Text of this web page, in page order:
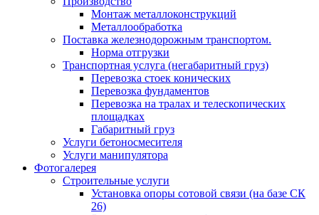
Монтаж металлоконструкций
Металлообработка
Поставка железнодорожным транспортом.
Норма отгрузки
Транспортная услуга (негабаритный груз)
Перевозка стоек конических
Перевозка фундаментов
Перевозка на тралах и телескопических
площадках
Габаритный груз
Услуги бетоносмесителя
Услуги манипулятора
Фотогалерея
Строительные услуги
Установка опоры сотовой связи (на базе СК
26)